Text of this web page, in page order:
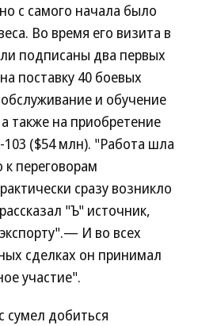
с самого начала было
Во время его визита в
подписаны два первых
поставку 40 боевых
и обучение
также на приобретение
($54 млн). "Работа шла
к переговорам
сразу возникло
"Ъ" источник,
И во всех
сделках он принимал
участие".
сумел добиться